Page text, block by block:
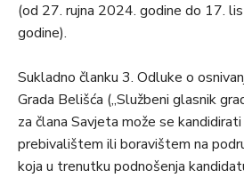
(od 27. rujna 2024. godine do 17.
godine).
Sukladno članku 3. Odluke o
Grada Belišća („Službeni glasnik
za člana Savjeta može se
prebivalištem ili boravištem na
koja u trenutku podnošenja